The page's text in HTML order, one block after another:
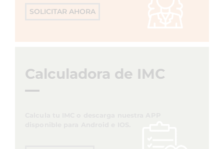
SOLICITAR AHORA
Calculadora de IMC